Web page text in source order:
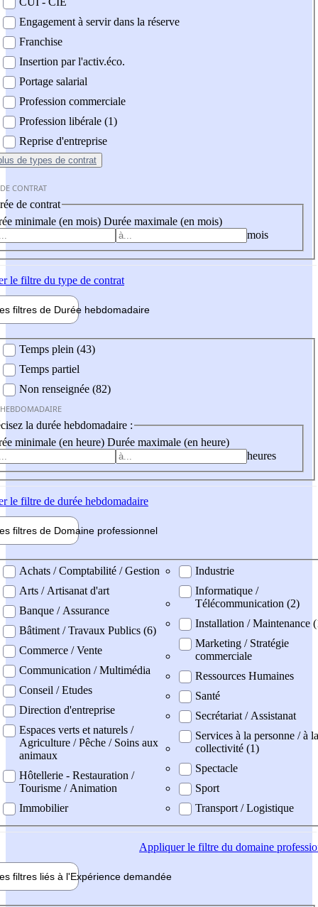
Engagement à servir dans la réserve
Franchise
Insertion par l'activ.éco.
Portage salarial
Profession commerciale
Profession libérale (1)
Reprise d'entreprise
de types de contrat
CONTRAT
de contrat
minimale (en mois) Durée maximale (en mois)
mois
le filtre du type de contrat
filtres de Durée hebdomadaire
Temps plein (43)
Temps partiel
Non renseignée (82)
la durée hebdomadaire :
minimale (en heure) Durée maximale (en heure)
heures
le filtre de durée hebdomadaire
filtres de Domaine professionnel
professionel
Achats / Comptabilité / Gestion
Arts / Artisanat d'art
Banque / Assurance
Bâtiment / Travaux Publics (6)
Commerce / Vente
Communication / Multimédia
Conseil / Etudes
Direction d'entreprise
Espaces verts et naturels /
Agriculture / Pêche / Soins aux
animaux
Hôtellerie - Restauration /
Tourisme / Animation
Immobilier
Industrie
Informatique /
Télécommunication (2)
Installation / Maintenance
Marketing / Stratégie
commerciale
Ressources Humaines
Santé
Secrétariat / Assistanat
Services à la personne / à la
collectivité (1)
Spectacle
Sport
Transport / Logistique
Appliquerle filtre du domaine
filtres liés à l'Expérience demandée